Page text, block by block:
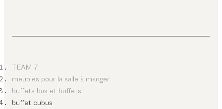
TEAM 7
meubles pour la salle à manger
buffets bas et buffets
buffet cubus